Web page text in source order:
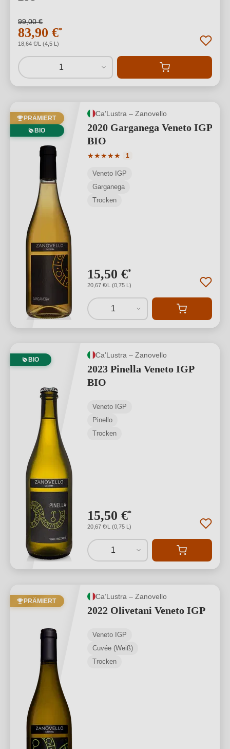
99,00 €
83,90 €*
18,64 €/L (4,5 L)
1
PRÄMIERT
BIO
Ca’Lustra – Zanovello
2020 Garganega Veneto IGP
BIO
★★★★★
Durchschnittliche Bewertung von 5
1
Veneto IGP
Garganega
Trocken
15,50 €*
20,67 €/L (0,75 L)
1
BIO
Ca’Lustra – Zanovello
2023 Pinella Veneto IGP
BIO
Veneto IGP
Pinello
Trocken
15,50 €*
20,67 €/L (0,75 L)
1
PRÄMIERT
Ca’Lustra – Zanovello
2022 Olivetani Veneto IGP
Veneto IGP
Cuvée (Weiß)
Trocken